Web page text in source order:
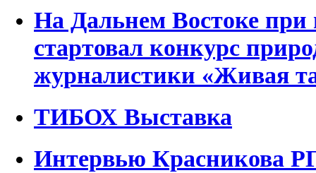
На Дальнем Востоке
стартовал конкурс
журналистики «Живая
ТИБОХ Выставка
Интервью Красникова